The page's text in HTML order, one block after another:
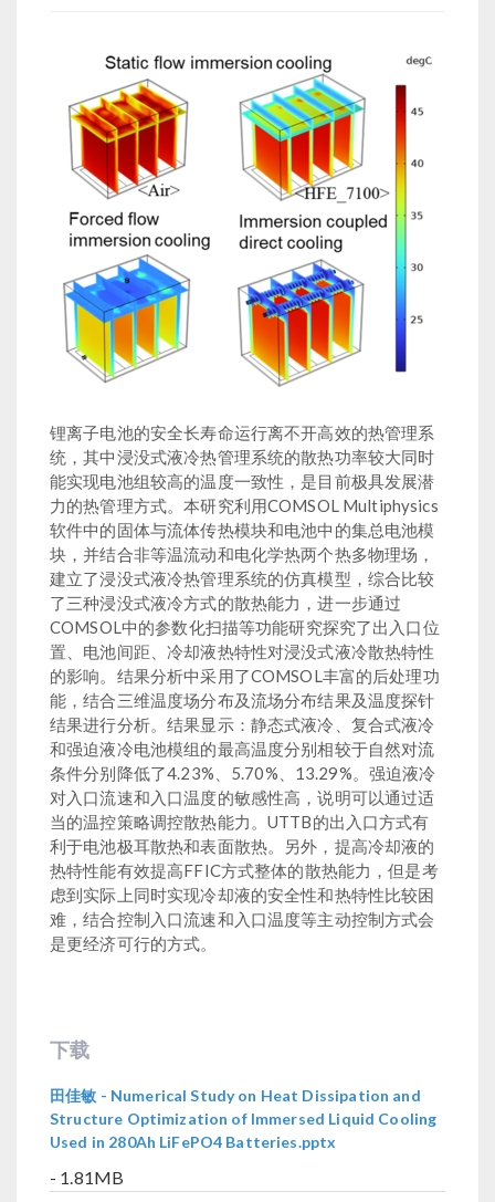
锂离子电池的安全长寿命运行离不开高效的热管理系
统，其中浸没式液冷热管理系统的散热功率较大同时
能实现电池组较高的温度一致性，是目前极具发展潜
力的热管理方式。本研究利用COMSOL Multiphysics
软件中的固体与流体传热模块和电池中的集总电池模
块，并结合非等温流动和电化学热两个热多物理场，
建立了浸没式液冷热管理系统的仿真模型，综合比较
了三种浸没式液冷方式的散热能力，进一步通过
COMSOL中的参数化扫描等功能研究探究了出入口位
置、电池间距、冷却液热特性对浸没式液冷散热特性
的影响。结果分析中采用了COMSOL丰富的后处理功
能，结合三维温度场分布及流场分布结果及温度探针
结果进行分析。结果显示：静态式液冷、复合式液冷
和强迫液冷电池模组的最高温度分别相较于自然对流
条件分别降低了4.23%、5.70%、13.29%。强迫液冷
对入口流速和入口温度的敏感性高，说明可以通过适
当的温控策略调控散热能力。UTTB的出入口方式有
利于电池极耳散热和表面散热。另外，提高冷却液的
热特性能有效提高FFIC方式整体的散热能力，但是考
虑到实际上同时实现冷却液的安全性和热特性比较困
难，结合控制入口流速和入口温度等主动控制方式会
是更经济可行的方式。
下载
田佳敏 - Numerical Study on Heat Dissipation and
Structure Optimization of Immersed Liquid Cooling
Used in 280Ah LiFePO4 Batteries.pptx
- 1.81MB